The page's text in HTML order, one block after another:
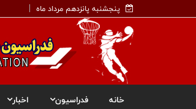
پنجشنبه پانزدهم مرداد ماه
خانه فدراسیون اخبار